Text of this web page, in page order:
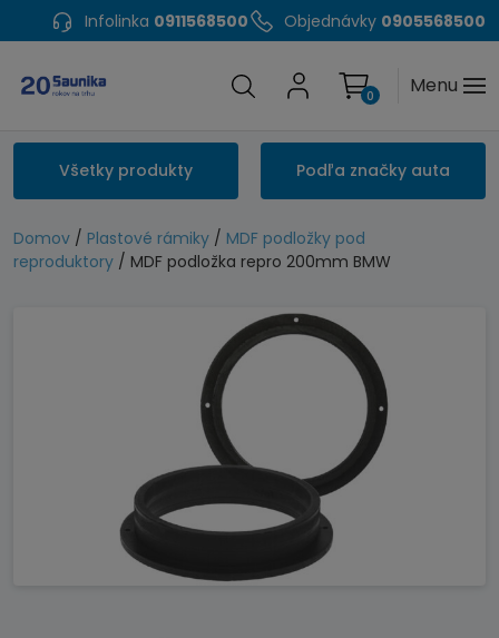
Infolinka 0911568500 Objednávky 0905568500
Menu
0
Všetky produkty Podľa značky auta
Domov / Plastové rámiky / MDF podložky pod
reproduktory / MDF podložka repro 200mm BMW